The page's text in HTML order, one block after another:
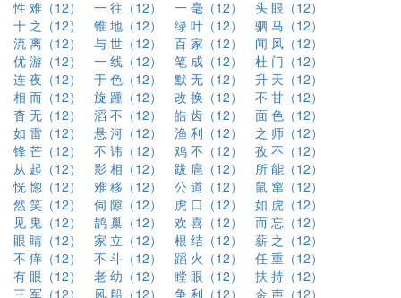
性 难（12）
一 往（12） 一 毫（12）
头 眼（12）
十 之（12）
锥 地（12） 绿 叶（12）
驷 马（12）
流 离（12）
与 世（12） 百 家（12）
闻 风（12）
优 游（12）
一 线（12） 笔 成（12）
杜 门（12）
连 夜（12）
于 色（12） 默 无（12）
升 天（12）
相 而（12）
旋 踵（12） 改 换（12）
不 甘（12）
杳 无（12）
滔 不（12） 皓 齿（12）
面 色（12）
如 雷（12）
悬 河（12） 渔 利（12）
之 师（12）
锋 芒（12）
不 讳（12） 鸡 不（12）
孜 不（12）
从 起（12）
影 相（12） 跋 扈（12）
所 能（12）
恍 惚（12）
难 移（12） 公 道（12）
鼠 窜（12）
然 笑（12）
伺 隙（12） 虎 口（12）
如 虎（12）
见 鬼（12）
鹊 巢（12） 欢 喜（12）
而 忘（12）
眼 睛（12）
家 立（12） 根 结（12）
薪 之（12）
不 痒（12）
不 斗（12） 蹈 火（12）
任 重（12）
有 眼（12）
老 幼（12） 瞠 眼（12）
扶 持（12）
三 军（12）
风 船（12） 争 利（12） 金 声（12）